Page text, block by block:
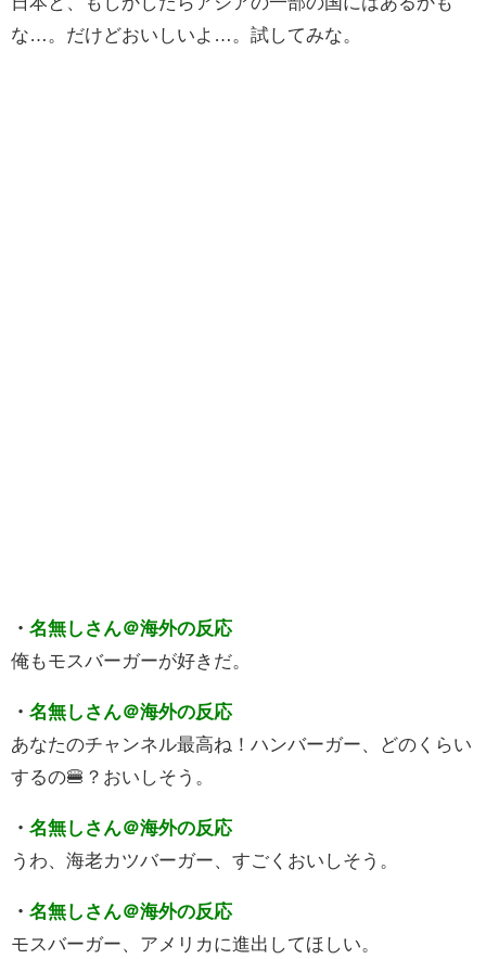
な…。だけどおいしいよ…。試してみな。
・ 名無しさん＠海外の反応
俺もモスバーガーが好きだ。
・ 名無しさん＠海外の反応
あなたのチャンネル最高ね！ハンバーガー、どのくらい
するの🍔？おいしそう。
・ 名無しさん＠海外の反応
うわ、海老カツバーガー、すごくおいしそう。
・ 名無しさん＠海外の反応
モスバーガー、アメリカに進出してほしい。